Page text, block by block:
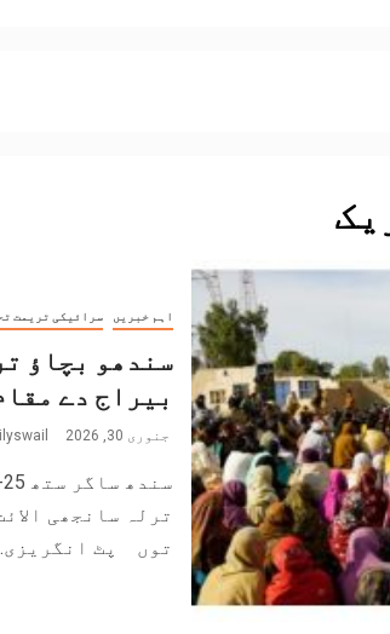
اہم خبریں سرائیکی تریمت
سندھو بچاؤ
بیراج دے
جنوری 30, 2026
ترلہ سانجھی
توں پٹ